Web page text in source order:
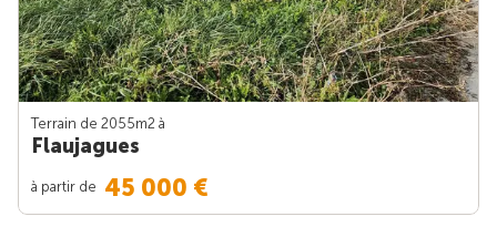
Terrain de 2055m2 à
Flaujagues
à partir de 45 000 €